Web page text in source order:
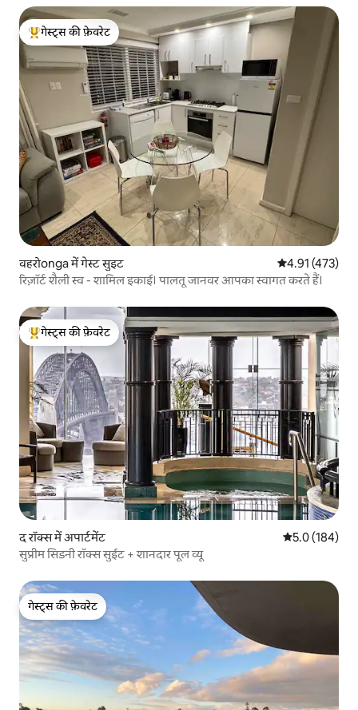
गेस्ट्स का टॉप फ़ेवरेट
गेस्ट्स की फ़ेवरेट
वहरोonga में गेस्ट सुइट औसत रेटिंग 5 में से
4.91 (473)
रिज़ॉर्ट शैली स्व - शामिल इकाई। पालतू जानवर आपका स्वागत करते हैं।
गेस्ट्स का टॉप फ़ेवरेट
गेस्ट्स की फ़ेवरेट
द रॉक्स में अपार्टमेंट औसत रेटिंग 5 में
5.0 (184)
सुप्रीम सिडनी रॉक्स सुईट + शानदार पूल व्यू
गेस्ट्स की फ़ेवरेट
गेस्ट्स की फ़ेवरेट